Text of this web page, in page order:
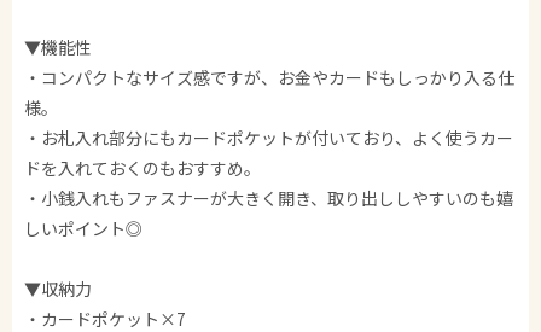
▼機能性
・コンパクトなサイズ感ですが、お金やカードもしっかり入る仕
様。
・お札入れ部分にもカードポケットが付いており、よく使うカー
ドを入れておくのもおすすめ。
・小銭入れもファスナーが大きく開き、取り出ししやすいのも嬉
しいポイント◎
▼収納力
・カードポケット×7